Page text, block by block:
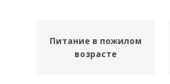
Питание в пожилом
возрасте